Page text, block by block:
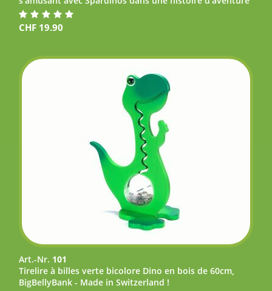
CHF 19.90
Art.-Nr. 101
Tirelire à billes verte bicolore Dino en bois de 60cm,
BigBellyBank - Made in Switzerland !